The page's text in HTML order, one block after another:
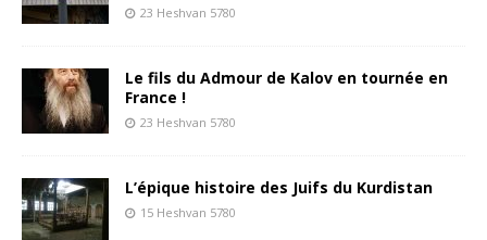
23 Heshvan 5780
Le fils du Admour de Kalov en tournée en
France !
23 Heshvan 5780
L’épique histoire des Juifs du Kurdistan
15 Heshvan 5780